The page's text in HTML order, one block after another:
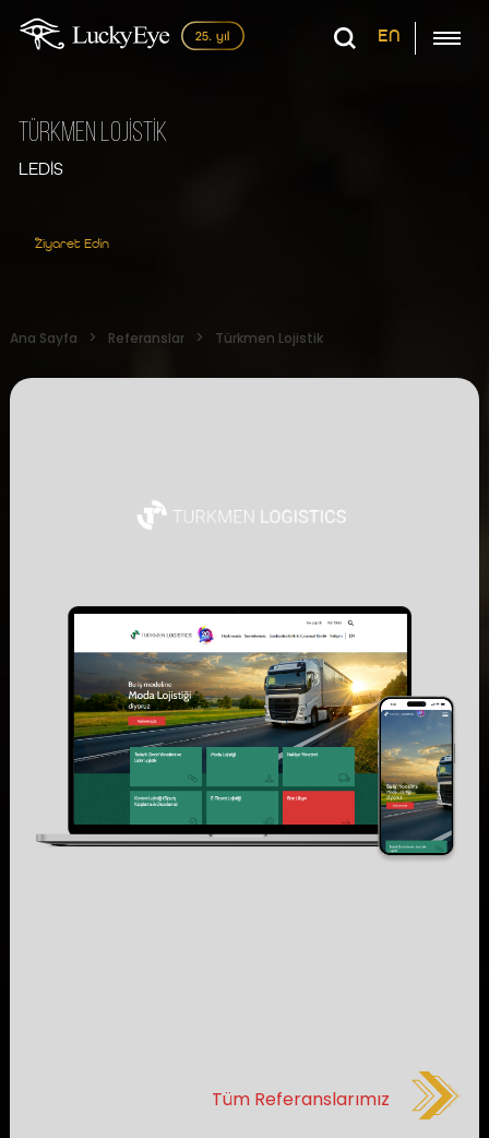
EN
Türkmen Lojİstİk
LEDİS
Ziyaret Edin
Ana Sayfa Referanslar Türkmen Lojistik
Tüm Referanslarımız